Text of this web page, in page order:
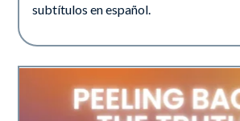
subtítulos en español.